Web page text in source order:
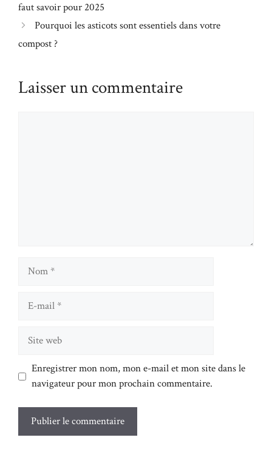
faut savoir pour 2025
Pourquoi les asticots sont essentiels dans votre
compost ?
Laisser un commentaire
Enregistrer mon nom, mon e-mail et mon site dans le
navigateur pour mon prochain commentaire.